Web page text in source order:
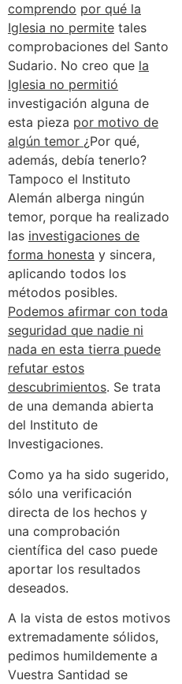
comprendo por qué la
Iglesia no permite tales
comprobaciones del Santo
Sudario. No creo que la
Iglesia no permitió
investigación alguna de
esta pieza por motivo de
algún temor ¿Por qué,
además, debía tenerlo?
Tampoco el Instituto
Alemán alberga ningún
temor, porque ha realizado
las investigaciones de
forma honesta y sincera,
aplicando todos los
métodos posibles.
Podemos afirmar con toda
seguridad que nadie ni
nada en esta tierra puede
refutar estos
descubrimientos. Se trata
de una demanda abierta
del Instituto de
Investigaciones.
Como ya ha sido sugerido,
sólo una verificación
directa de los hechos y
una comprobación
científica del caso puede
aportar los resultados
deseados.
A la vista de estos motivos
extremadamente sólidos,
pedimos humildemente a
Vuestra Santidad se